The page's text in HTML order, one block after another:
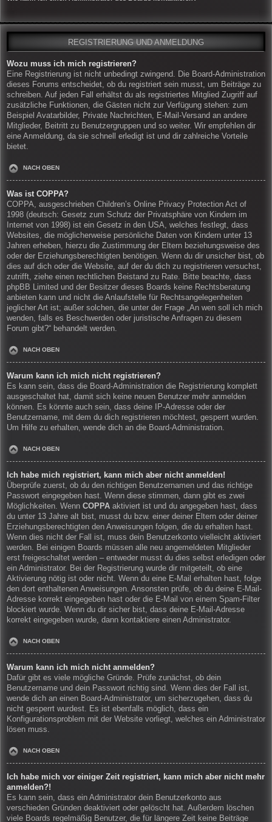
REGISTRIERUNG UND ANMELDUNG
Wozu muss ich mich registrieren?
Eine Registrierung ist nicht unbedingt zwingend. Die Board-Administration
dieses Forums entscheidet, ob du registriert sein musst, um Beiträge zu
schreiben. Auf jeden Fall erhältst du als registriertes Mitglied Zugriff auf
zusätzliche Funktionen, die Gästen nicht zur Verfügung stehen: zum
Beispiel Avatarbilder, Private Nachrichten, E-Mail-Versand an andere
Mitglieder, Beitritt zu Benutzergruppen und so weiter. Wir empfehlen dir
eine Anmeldung, da sie schnell erledigt ist und dir zahlreiche Vorteile
bietet.
NACH OBEN
Was ist COPPA?
COPPA, ausgeschrieben Children’s Online Privacy Protection Act of
1998 (deutsch: Gesetz zum Schutz der Privatsphäre von Kindern im
Internet von 1998) ist ein Gesetz in den USA, welches festlegt, dass
Websites, die möglicherweise persönliche Daten von Kindern unter 13
Jahren erheben, hierzu die Zustimmung der Eltern beziehungsweise des
oder der Erziehungsberechtigten benötigen. Wenn du dir unsicher bist, ob
dies auf dich oder die Website, auf der du dich zu registrieren versuchst,
zutrifft, ziehe einen rechtlichen Beistand zu Rate. Bitte beachte, dass
phpBB Limited und der Besitzer dieses Boards keine Rechtsberatung
anbieten kann und nicht die Anlaufstelle für Rechtsangelegenheiten
jeglicher Art ist; außer solchen, die unter der Frage „An wen soll ich mich
wenden, falls es Beschwerden oder juristische Anfragen zu diesem
Forum gibt?“ behandelt werden.
NACH OBEN
Warum kann ich mich nicht registrieren?
Es kann sein, dass die Board-Administration die Registrierung komplett
ausgeschaltet hat, damit sich keine neuen Benutzer mehr anmelden
können. Es könnte auch sein, dass deine IP-Adresse oder der
Benutzername, mit dem du dich registrieren möchtest, gesperrt wurden.
Um Hilfe zu erhalten, wende dich an die Board-Administration.
NACH OBEN
Ich habe mich registriert, kann mich aber nicht anmelden!
Überprüfe zuerst, ob du den richtigen Benutzernamen und das richtige
Passwort eingegeben hast. Wenn diese stimmen, dann gibt es zwei
Möglichkeiten. Wenn COPPA aktiviert ist und du angegeben hast, dass
du unter 13 Jahre alt bist, musst du bzw. einer deiner Eltern oder deiner
Erziehungsberechtigten den Anweisungen folgen, die du erhalten hast.
Wenn dies nicht der Fall ist, muss dein Benutzerkonto vielleicht aktiviert
werden. Bei einigen Boards müssen alle neu angemeldeten Mitglieder
erst freigeschaltet werden – entweder musst du dies selbst erledigen oder
ein Administrator. Bei der Registrierung wurde dir mitgeteilt, ob eine
Aktivierung nötig ist oder nicht. Wenn du eine E-Mail erhalten hast, folge
den dort enthaltenen Anweisungen. Ansonsten prüfe, ob du deine E-Mail-
Adresse korrekt eingegeben hast oder die E-Mail von einem Spam-Filter
blockiert wurde. Wenn du dir sicher bist, dass deine E-Mail-Adresse
korrekt eingegeben wurde, dann kontaktiere einen Administrator.
NACH OBEN
Warum kann ich mich nicht anmelden?
Dafür gibt es viele mögliche Gründe. Prüfe zunächst, ob dein
Benutzername und dein Passwort richtig sind. Wenn dies der Fall ist,
wende dich an einen Board-Administrator, um sicherzugehen, dass du
nicht gesperrt wurdest. Es ist ebenfalls möglich, dass ein
Konfigurationsproblem mit der Website vorliegt, welches ein Administrator
lösen muss.
NACH OBEN
Ich habe mich vor einiger Zeit registriert, kann mich aber nicht mehr
anmelden?!
Es kann sein, dass ein Administrator dein Benutzerkonto aus
verschieden Gründen deaktiviert oder gelöscht hat. Außerdem löschen
viele Boards regelmäßig Benutzer, die für längere Zeit keine Beiträge